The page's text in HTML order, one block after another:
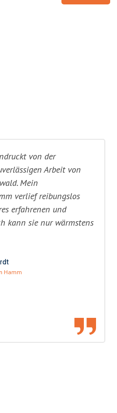
von der
Arbeit von
Mein
verlief reibungslos
erfahrenen und
kann sie nur wärmstens
Hamm